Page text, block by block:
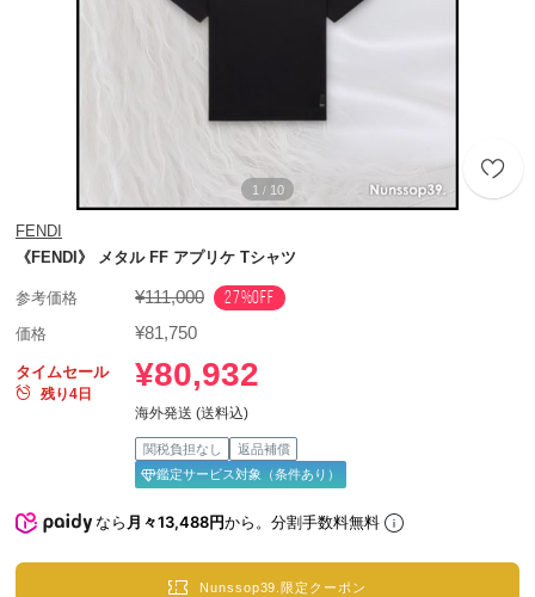
1 / 10
FENDI
《FENDI》 メタル FF アプリケ Tシャツ
参考価格 ¥111,000 27%OFF
価格 ¥81,750
タイムセール
残り4日
¥80,932
海外発送 (送料込)
関税負担なし
返品補償
鑑定サービス対象（条件あり）
なら月々13,488円から。分割手数料無料
Nunssop39.限定クーポン